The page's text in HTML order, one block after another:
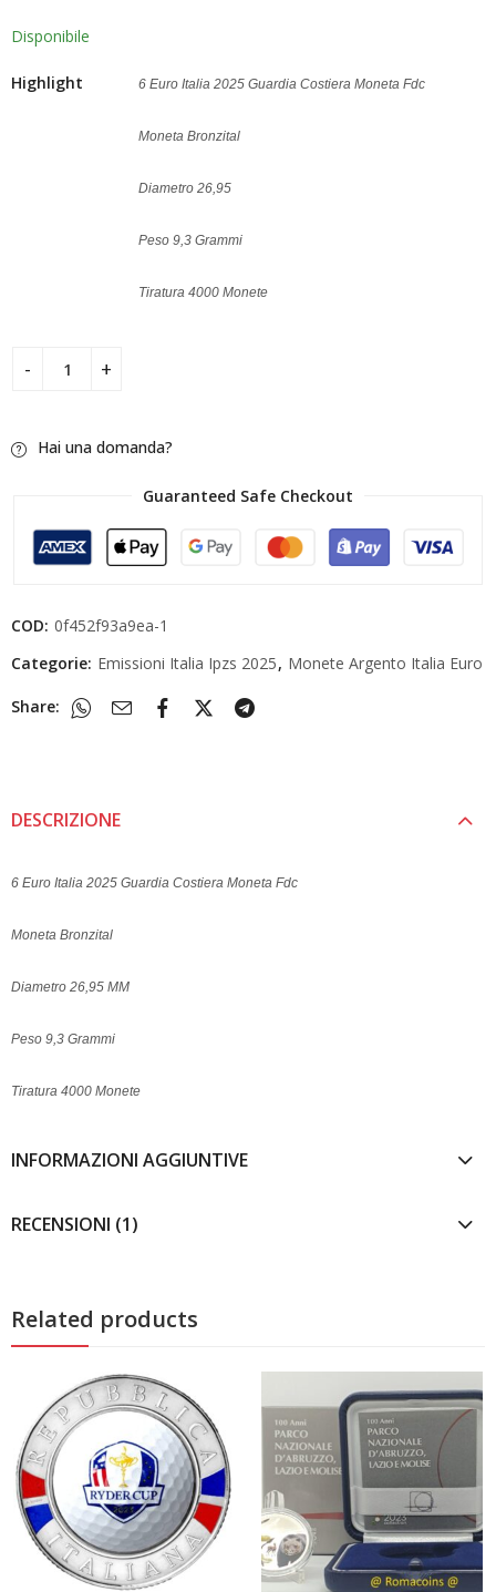
Disponibile
Highlight 6 Euro Italia 2025 Guardia Costiera Moneta Fdc
Moneta Bronzital
Diametro 26,95
Peso 9,3 Grammi
Tiratura 4000 Monete
Hai una domanda?
Guaranteed Safe Checkout
COD: 0f452f93a9ea-1
Categorie: Emissioni Italia Ipzs 2025, Monete Argento Italia Euro
Share:
DESCRIZIONE
6 Euro Italia 2025 Guardia Costiera Moneta Fdc
Moneta Bronzital
Diametro 26,95 MM
Peso 9,3 Grammi
Tiratura 4000 Monete
INFORMAZIONI AGGIUNTIVE
RECENSIONI (1)
Related products